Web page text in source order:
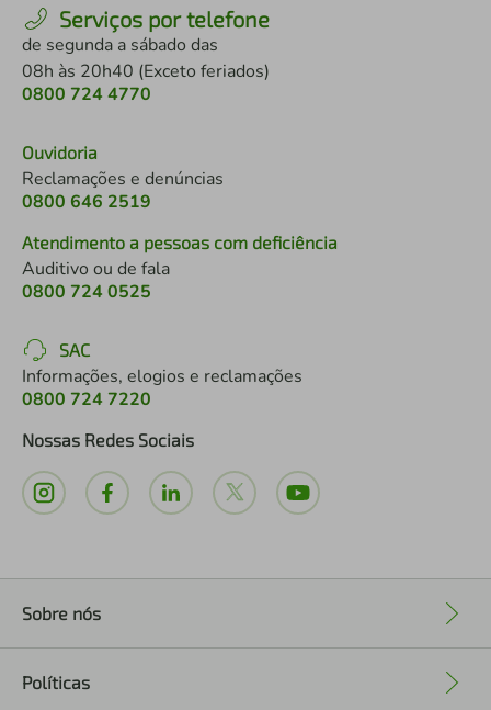
Serviços por telefone
de segunda a sábado das
08h às 20h40 (Exceto feriados)
0800 724 4770
Ouvidoria
Reclamações e denúncias
0800 646 2519
Atendimento a pessoas com deficiência
Auditivo ou de fala
0800 724 0525
SAC
Informações, elogios e reclamações
0800 724 7220
Nossas Redes Sociais
Sobre nós
Políticas